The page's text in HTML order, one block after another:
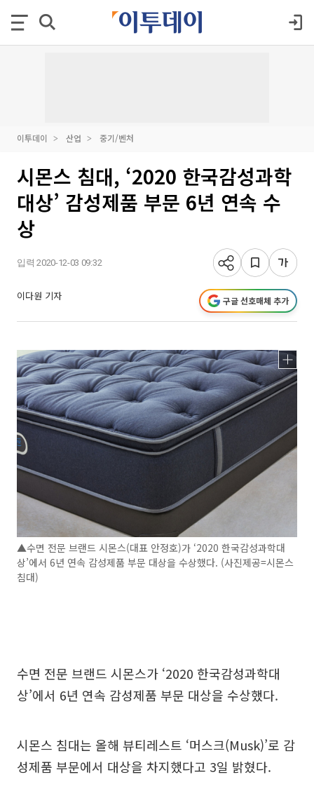
이투데이 산업 중기/벤처
시몬스 침대, ‘2020 한국감성과학
대상’ 감성제품 부문 6년 연속 수
상
입력 2020-12-03 09:32
이다원 기자 구글 선호매체 추가
▲수면 전문 브랜드 시몬스(대표 안정호)가 ‘2020 한국감성과학대
상’에서 6년 연속 감성제품 부문 대상을 수상했다. (사진제공=시몬스
침대)
수면 전문 브랜드 시몬스가 ‘2020 한국감성과학대
상’에서 6년 연속 감성제품 부문 대상을 수상했다.
시몬스 침대는 올해 뷰티레스트 ‘머스크(Musk)’로 감
성제품 부문에서 대상을 차지했다고 3일 밝혔다.